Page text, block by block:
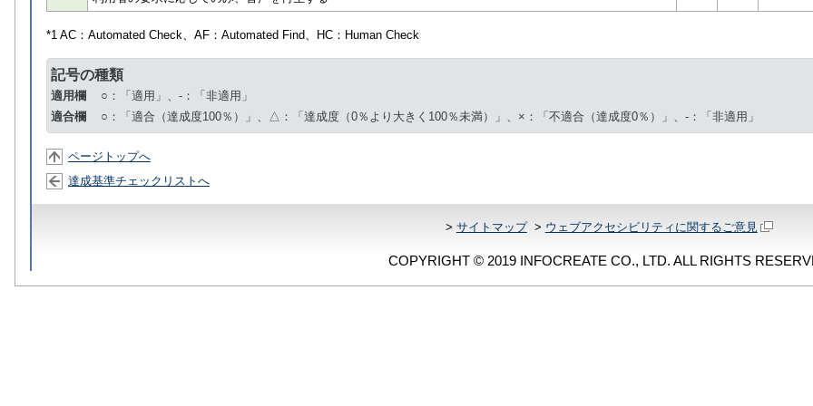
*1 AC： Automated Check、AF： Automated Find、HC： Human Check
記号の種類
適用欄
○：「適用」、-：「非適用」
適合欄
○：「適合（達成度100％）」、△：「達成度（0％より大きく100％未満）」、×：「不適合（達成度0％）」、-：「非適用」
ページトップへ
達成基準チェックリストへ
> サイトマップ> ウェブアクセシビリティに関するご意見
COPYRIGHT © 2019 INFOCREATE CO., LTD. ALL RIGHTS